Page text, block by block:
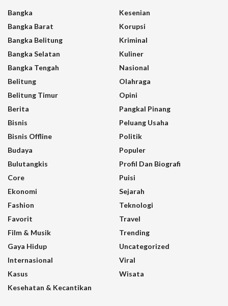
Bangka
Bangka Barat
Bangka Belitung
Bangka Selatan
Bangka Tengah
Belitung
Belitung Timur
Berita
Bisnis
Bisnis Offline
Budaya
Bulutangkis
Core
Ekonomi
Fashion
Favorit
Film & Musik
Gaya Hidup
Internasional
Kasus
Kesehatan & Kecantikan
Kesenian
Korupsi
Kriminal
Kuliner
Nasional
Olahraga
Opini
Pangkal Pinang
Peluang Usaha
Politik
Populer
Profil Dan Biografi
Puisi
Sejarah
Teknologi
Travel
Trending
Uncategorized
Viral
Wisata